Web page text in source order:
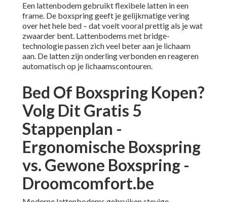
Een lattenbodem gebruikt flexibele latten in een
frame. De boxspring geeft je gelijkmatige vering
over het hele bed – dat voelt vooral prettig als je wat
zwaarder bent. Lattenbodems met bridge-
technologie passen zich veel beter aan je lichaam
aan. De latten zijn onderling verbonden en reageren
automatisch op je lichaamscontouren.
Bed Of Boxspring Kopen?
Volg Dit Gratis 5
Stappenplan -
Ergonomische Boxspring
vs. Gewone Boxspring -
Droomcomfort.be